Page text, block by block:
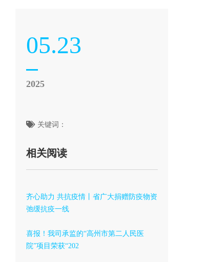
05.23
2025
关键词：
相关阅读
齐心助力 共抗疫情丨省广大捐赠防疫物资
弛缓抗疫一线
喜报！我司承监的“高州市第二人民医
院”项目荣获“202